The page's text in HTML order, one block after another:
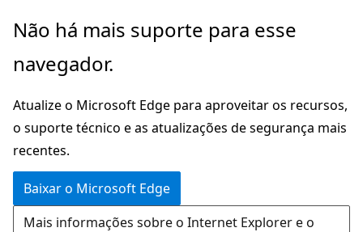
Pular
o
principal
Ignore
passe
a
navegação
na
página
Não há mais suporte para esse
navegador.
Atualize o Microsoft Edge para aproveitar os recursos,
o suporte técnico e as atualizações de segurança mais
recentes.
Baixar o Microsoft Edge
Mais informações sobre o Internet Explorer e o